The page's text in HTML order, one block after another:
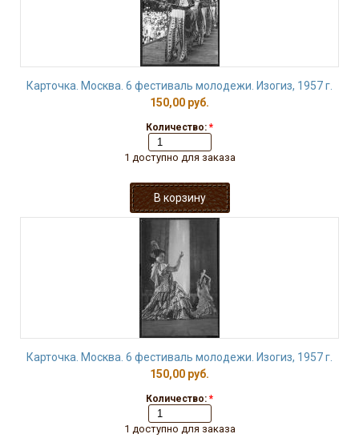
Карточка. Москва. 6 фестиваль молодежи. Изогиз, 1957 г.
150,00 руб.
Количество: *
1 доступно для заказа
Карточка. Москва. 6 фестиваль молодежи. Изогиз, 1957 г.
150,00 руб.
Количество: *
1 доступно для заказа